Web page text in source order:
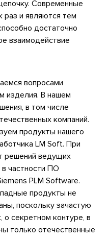
Современные
и являются тем
достаточно
взаимодействие
вопросами
изделия. В нашем
в том числе
компаний.
продукты нашего
LM Soft. При
решений ведущих
частности ПО
PLM Software.
продукты не
поскольку зачастую
секретном контуре, в
только отечественные